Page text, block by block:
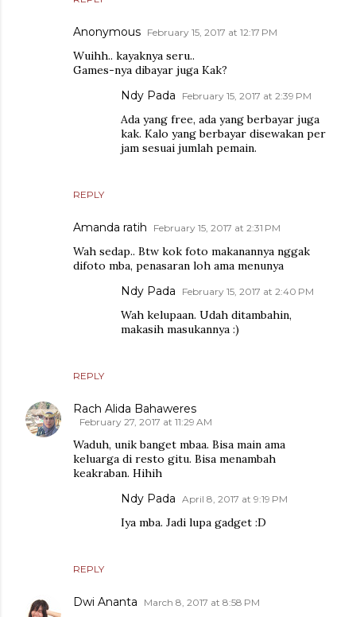
Anonymous February 15, 2017 at 12:17 PM
Wuihh.. kayaknya seru..
Games-nya dibayar juga Kak?
REPLY
Ndy Pada February 15, 2017 at 2:39 PM
Ada yang free, ada yang berbayar juga
kak. Kalo yang berbayar disewakan per
jam sesuai jumlah pemain.
Amanda ratih February 15, 2017 at 2:31 PM
Wah sedap.. Btw kok foto makanannya nggak
difoto mba, penasaran loh ama menunya
REPLY
Ndy Pada February 15, 2017 at 2:40 PM
Wah kelupaan. Udah ditambahin,
makasih masukannya :)
Rach Alida Bahaweres
February 27, 2017 at 11:29 AM
Waduh, unik banget mbaa. Bisa main ama
keluarga di resto gitu. Bisa menambah
keakraban. Hihih
REPLY
Ndy Pada April 8, 2017 at 9:19 PM
Iya mba. Jadi lupa gadget :D
Dwi Ananta March 8, 2017 at 8:58 PM